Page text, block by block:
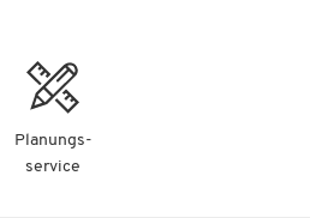
Planungs-
service